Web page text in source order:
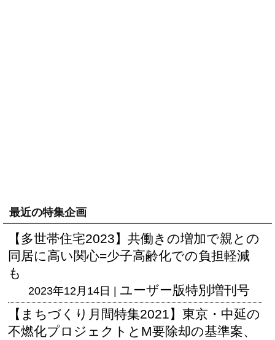
最近の特集企画
【多世帯住宅2023】共働きの増加で親との
同居に高い関心=少子高齢化での負担軽減
も
2023年12月14日 | ユーザー版特別増刊号
【まちづくり月間特集2021】東京・中延の
不燃化プロジェクトとM要除却の基準案、